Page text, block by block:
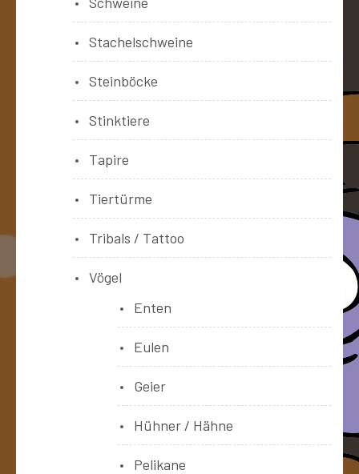
Stachelschweine
Steinböcke
Stinktiere
Tapire
Tiertürme
Tribals / Tattoo
Vögel
Enten
Eulen
Geier
Hühner / Hähne
Pelikane